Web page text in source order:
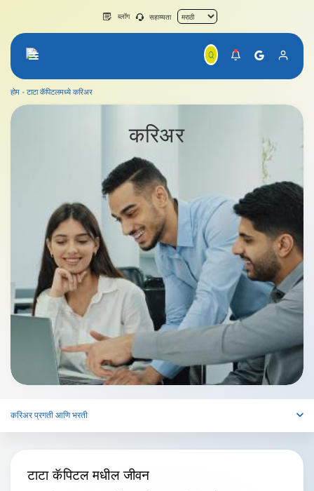
ब्लॉग सहाय्यता
होम टाटा कॅपिटलमध्ये करिअर
करिअर
करिअर
करिअर प्रगती आणि भरती
टाटा कॅपिटलमधील जीवन